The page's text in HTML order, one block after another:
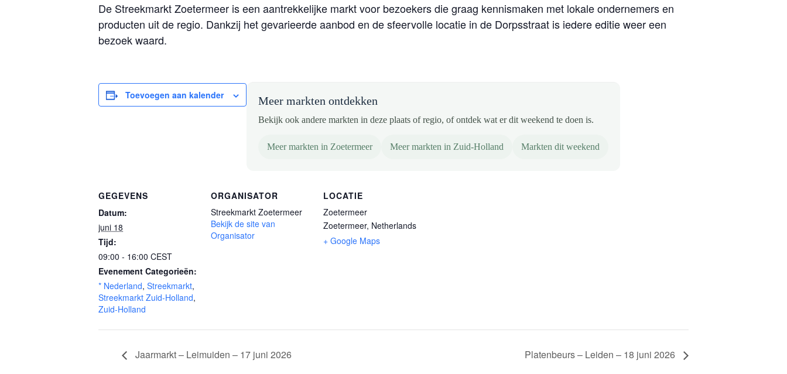
De Streekmarkt Zoetermeer is een aantrekkelijke markt voor bezoekers die graag kennismaken met lokale ondernemers en
producten uit de regio. Dankzij het gevarieerde aanbod en de sfeervolle locatie in de Dorpsstraat is iedere editie weer een
bezoek waard.
Toevoegen aan kalender Meer markten ontdekken
Bekijk ook andere markten in deze plaats of regio, of ontdek wat er dit weekend te doen is.
Meer markten in Zoetermeer Meer markten in Zuid-Holland Markten dit weekend
GEGEVENS
Datum:
juni 18
Tijd:
09:00 - 16:00 CEST
Evenement Categorieën:
* Nederland, Streekmarkt,
Streekmarkt Zuid-Holland,
Zuid-Holland
ORGANISATOR
Streekmarkt Zoetermeer
Bekijk de site van
Organisator
LOCATIE
Zoetermeer
Zoetermeer, Netherlands
+ Google Maps
Jaarmarkt – Leimuiden – 17 juni 2026 Platenbeurs – Leiden – 18 juni 2026